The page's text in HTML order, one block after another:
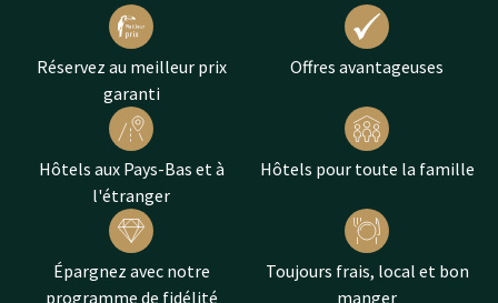
Réservez au meilleur prix
garanti
Offres avantageuses
Hôtels aux Pays-Bas et à
l'étranger
Hôtels pour toute la famille
Épargnez avec notre
programme de fidélité
Toujours frais, local et bon
manger